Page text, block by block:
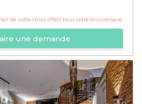
de votre choix offert pour votre anniversaire
une demande